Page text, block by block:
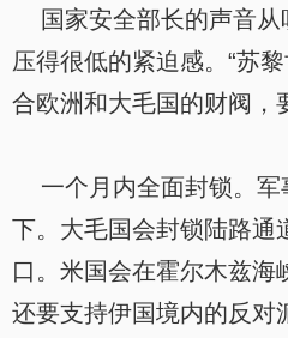
国家安全部长的声音从
压得很低的紧迫感。“苏
合欧洲和大毛国的财阀，
一个月内全面封锁。军
下。大毛国会封锁陆路通
口。米国会在霍尔木兹海
还要支持伊国境内的反对